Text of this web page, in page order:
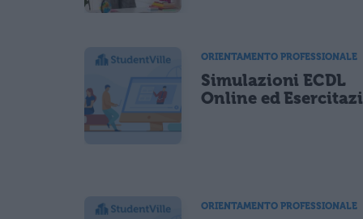
ORIENTAMENTO PROFESSIONALE
Simulazioni ECDL
Online ed
ORIENTAMENTO PROFESSIONALE